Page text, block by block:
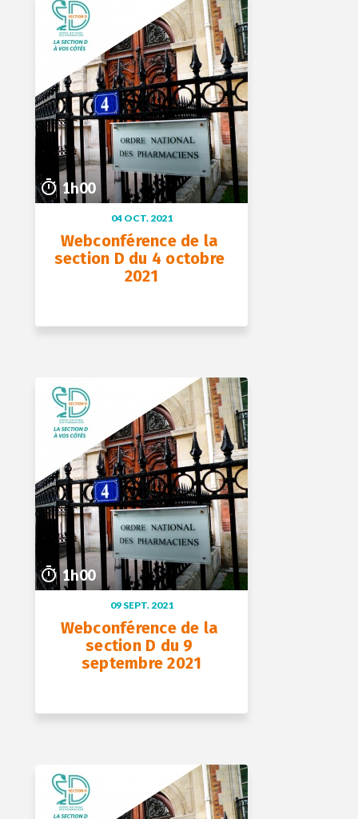
08 nov. 2021
1h00
1h00
04 OCT. 2021
Webconférence de la
section D du 4 octobre
2021
04 oct. 2021
1h00
1h00
09 SEPT. 2021
Webconférence de la
section D du 9
septembre 2021